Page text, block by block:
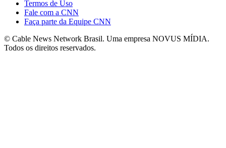
Termos de Uso
Fale com a CNN
Faça parte da Equipe CNN
© Cable News Network Brasil. Uma empresa NOVUS MÍDIA.
Todos os direitos reservados.